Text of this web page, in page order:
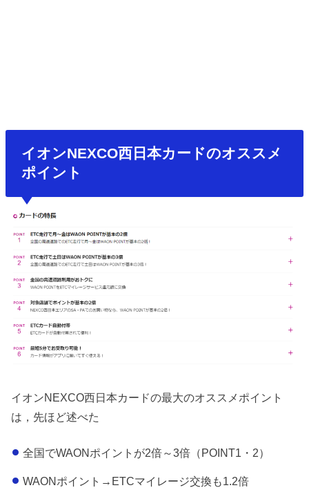
イオンNEXCO西日本カードのオススメ
ポイント
イオンNEXCO西日本カードの最大のオススメポイント
は，先ほど述べた
全国でWAONポイントが2倍～3倍（POINT1・2）
WAONポイント→ETCマイレージ交換も1.2倍